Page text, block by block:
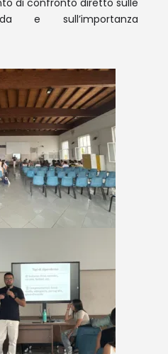
di confronto diretto sulle
e sull’importanza